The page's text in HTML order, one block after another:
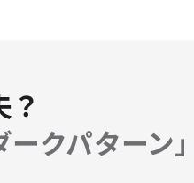
クパターン」